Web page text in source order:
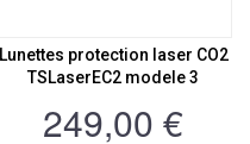
Lunettes protection laser CO2
TSLaserEC2 modele 3
249,00 €